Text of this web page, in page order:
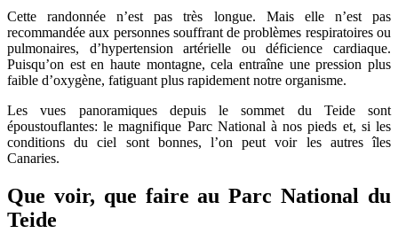
Cette randonnée n’est pas très longue. Mais elle n’est pas
recommandée aux personnes souffrant de problèmes respiratoires ou
pulmonaires, d’hypertension artérielle ou déficience cardiaque.
Puisqu’on est en haute montagne, cela entraîne une pression plus
faible d’oxygène, fatiguant plus rapidement notre organisme.
Les vues panoramiques depuis le sommet du Teide sont
époustouflantes: le magnifique Parc National à nos pieds et, si les
conditions du ciel sont bonnes, l’on peut voir les autres îles
Canaries.
Que voir, que faire au Parc National du
Teide